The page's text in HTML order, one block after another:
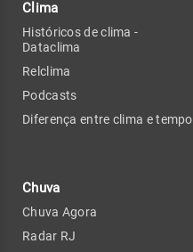
Clima
Históricos de clima -
Dataclima
Relclima
Podcasts
Diferença entre clima e tempo
Chuva
Chuva Agora
Radar RJ